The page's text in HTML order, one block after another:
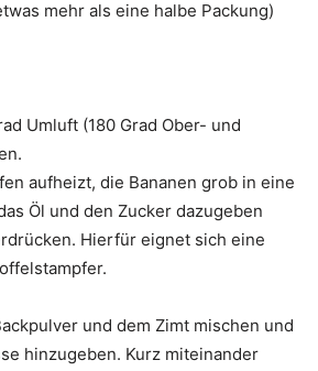
mehr als eine halbe Packung)
Umluft (180 Grad Ober- und
aufheizt, die Bananen grob in eine
Öl und den Zucker dazugeben
Hierfür eignet sich eine
und dem Zimt mischen und
hinzugeben. Kurz miteinander